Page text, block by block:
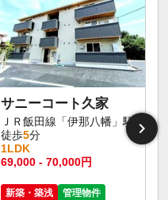
サニーコート久家
ＪＲ飯田線「伊那八幡」駅
徒歩5分
1LDK
69,000 - 70,000円
新築・築浅
管理物件